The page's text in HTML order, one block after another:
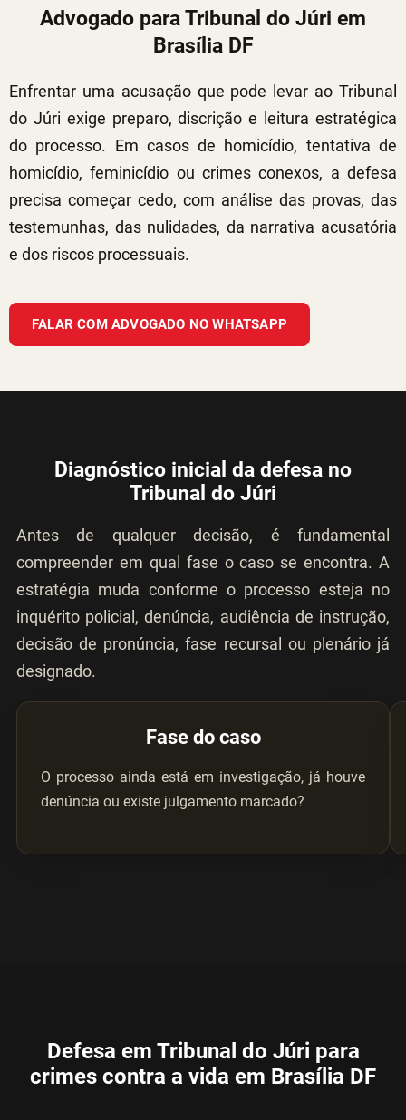
Advogado para Tribunal do Júri em
Brasília DF
Enfrentar uma acusação que pode levar ao Tribunal
do Júri exige preparo, discrição e leitura estratégica
do processo. Em casos de homicídio, tentativa de
homicídio, feminicídio ou crimes conexos, a defesa
precisa começar cedo, com análise das provas, das
testemunhas, das nulidades, da narrativa acusatória
e dos riscos processuais.
FALAR COM ADVOGADO NO WHATSAPP
Diagnóstico inicial da defesa no
Tribunal do Júri
Antes de qualquer decisão, é fundamental
compreender em qual fase o caso se encontra. A
estratégia muda conforme o processo esteja no
inquérito policial, denúncia, audiência de instrução,
decisão de pronúncia, fase recursal ou plenário já
designado.
Fase do caso
O processo ainda está em investigação, já houve
denúncia ou existe julgamento marcado?
Defesa em Tribunal do Júri para
crimes contra a vida em Brasília DF